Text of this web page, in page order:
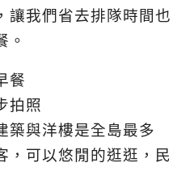
讓我們省去排隊時間也
。
餐
拍照
築與洋樓是全島最多
，可以悠閒的逛逛，民